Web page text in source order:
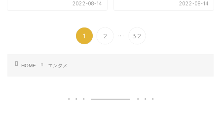
2022-08-14 2022-08-14
1 2 ... 32
HOME エンタメ